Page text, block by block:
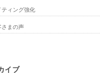
ティング強化
さまの声
イブ